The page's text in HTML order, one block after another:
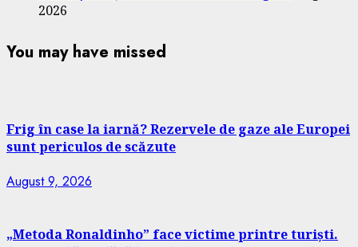
2026
You may have missed
Frig în case la iarnă? Rezervele de gaze ale Europei
sunt periculos de scăzute
August 9, 2026
„Metoda Ronaldinho” face victime printre turiști.